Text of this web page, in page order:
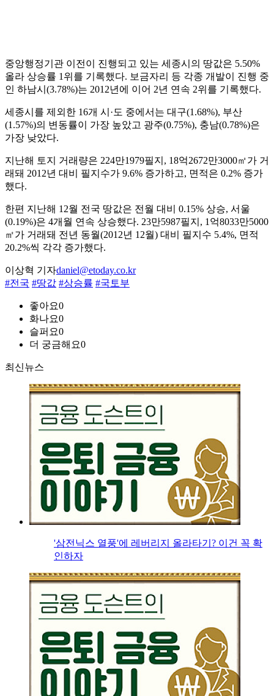
중앙행정기관 이전이 진행되고 있는 세종시의 땅값은 5.50%
올라 상승률 1위를 기록했다. 보금자리 등 각종 개발이 진행 중
인 하남시(3.78%)는 2012년에 이어 2년 연속 2위를 기록했다.
세종시를 제외한 16개 시·도 중에서는 대구(1.68%), 부산
(1.57%)의 변동률이 가장 높았고 광주(0.75%), 충남(0.78%)은
가장 낮았다.
지난해 토지 거래량은 224만1979필지, 18억2672만3000㎡가 거
래돼 2012년 대비 필지수가 9.6% 증가하고, 면적은 0.2% 증가
했다.
한편 지난해 12월 전국 땅값은 전월 대비 0.15% 상승, 서울
(0.19%)은 4개월 연속 상승했다. 23만5987필지, 1억8033만5000
㎡가 거래돼 전년 동월(2012년 12월) 대비 필지수 5.4%, 면적
20.2%씩 각각 증가했다.
이상혁 기자daniel@etoday.co.kr
#전국 #땅값 #상승률 #국토부
좋아요0
화나요0
슬퍼요0
더 궁금해요0
최신뉴스
'삼전닉스 열풍'에 레버리지 올라타기? 이건 꼭 확
인하자